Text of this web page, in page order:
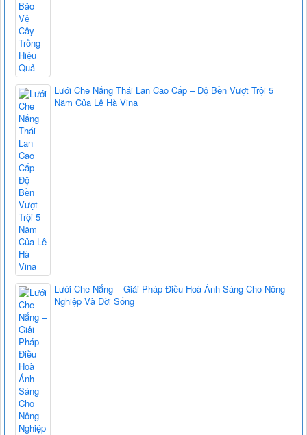
Lưới Che Nắng Thái Lan Cao Cấp – Độ Bền Vượt Trội 5
Năm Của Lê Hà Vina
Lưới Che Nắng – Giải Pháp Điều Hoà Ánh Sáng Cho Nông
Nghiệp Và Đời Sống